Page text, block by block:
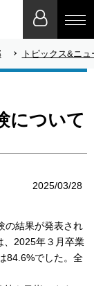
トピックス&ニ
について
2025/03/28
の結果が発表され
、2025年３月卒業
84.6%でした。全